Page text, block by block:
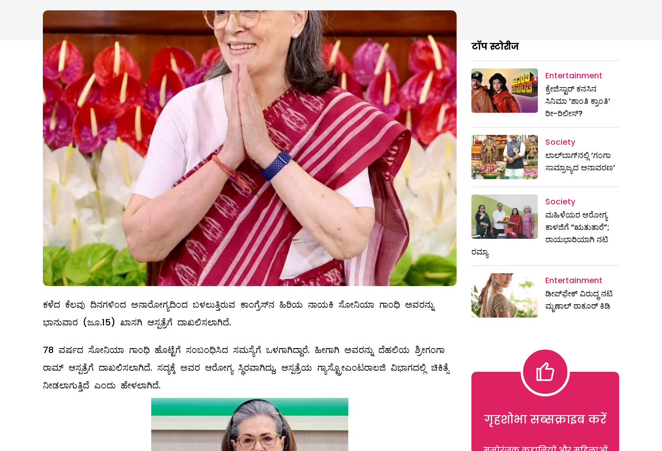
ಕಳೆದ ಕೆಲವು ದಿನಗಳಿಂದ ಅನಾರೋಗ್ಯದಿಂದ ಬಳಲುತ್ತಿರುವ ಕಾಂಗ್ರೆಸ್​ನ ಹಿರಿಯ​ ನಾಯಕಿ ಸೋನಿಯಾ ಗಾಂಧಿ ಅವರನ್ನು
ಭಾನುವಾರ (ಜೂ.15) ಖಾಸಗಿ ಆಸ್ಪತ್ರೆಗೆ ದಾಖಲಿಸಲಾಗಿದೆ.
78 ವರ್ಷದ ಸೋನಿಯಾ ಗಾಂಧಿ ಹೊಟ್ಟೆಗೆ ಸಂಬಂಧಿಸಿದ ಸಮಸ್ಯೆಗೆ ಒಳಗಾಗಿದ್ದಾರೆ. ಹೀಗಾಗಿ ಅವರನ್ನು ದೆಹಲಿಯ ಶ್ರೀಗಂಗಾ
ರಾಮ್ ಆಸ್ಪತ್ರೆಗೆ ದಾಖಲಿಸಲಾಗಿದೆ. ಸದ್ಯಕ್ಕೆ ಅವರ ಆರೋಗ್ಯ ಸ್ಥಿರವಾಗಿದ್ದು, ಆಸ್ಪತ್ರೆಯ ಗ್ಯಾಸ್ಟ್ರೋಎಂಟರಾಲಜಿ ವಿಭಾಗದಲ್ಲಿ ಚಿಕಿತ್ಸೆ
ನೀಡಲಾಗುತ್ತಿದೆ ಎಂದು ಹೇಳಲಾಗಿದೆ.
टॉप स्टोरीज
Entertainment
ಕ್ರೇಜಿಸ್ಟಾರ್ ಕನಸಿನ
ಸಿನಿಮಾ ‘ಶಾಂತಿ ಕ್ರಾಂತಿ’
ರೀ-ರಿಲೀಸ್?
Society
ಲಾಲ್‌ಬಾಗ್‌ನಲ್ಲಿ ‘ಗಂಗಾ
ಸಾಮ್ರಾಜ್ಯದ ಅನಾವರಣ’
Society
ಮಹಿಳೆಯರ ಆರೋಗ್ಯ
ಕಾಳಜಿಗೆ “ಋತುತಾರೆ”;
ರಾಯಭಾರಿಯಾಗಿ ನಟಿ
ರಮ್ಯಾ
Entertainment
ಡೀಪ್‌ಫೇಕ್ ವಿರುದ್ಧ ನಟಿ
ಮೃಣಾಲ್ ಠಾಕೂರ್ ಕಿಡಿ
गृहशोभा सब्सक्राइब करें